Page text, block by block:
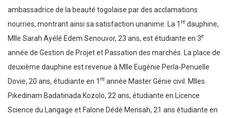
ambassadrice de la beauté togolaise par des acclamations
nourries, montrant ainsi sa satisfaction unanime. La 1 re dauphine,
Mlle Sarah Ayélé Edem Senouvor, 23 ans, est étudiante en 3e
année de Gestion de Projet et Passation des marchés. La place de
deuxième dauphine est revenue à Mlle Eugénie Perla-Penuelle
Dovie, 20 ans, étudiante en 1 re année Master Génie civil. Mlles
Pikedinam Badatinada Kozolo, 22 ans, étudiante en Licence
Science du Langage et Falone Dédé Mensah, 21 ans étudiante en